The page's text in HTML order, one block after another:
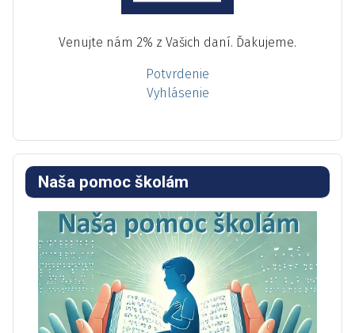
Venujte nám 2% z Vašich daní. Ďakujeme.
Potvrdenie
Vyhlásenie
Naša pomoc školám